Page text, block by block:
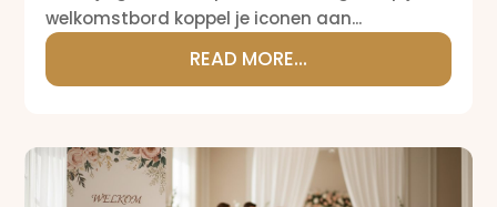
welkomstbord koppel je iconen aan...
READ MORE...